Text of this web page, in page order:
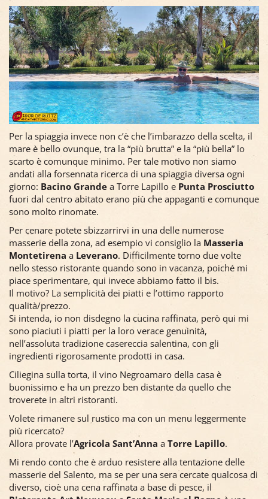
Per la spiaggia invece non c’è che l’imbarazzo della scelta, il
mare è bello ovunque, tra la “più brutta” e la “più bella” lo
scarto è comunque minimo. Per tale motivo non siamo
andati alla forsennata ricerca di una spiaggia diversa ogni
giorno: Bacino Grande a Torre Lapillo e Punta Prosciutto
fuori dal centro abitato erano più che appaganti e comunque
sono molto rinomate.
Per cenare potete sbizzarrirvi in una delle numerose
masserie della zona, ad esempio vi consiglio la Masseria
Montetirena a Leverano. Difficilmente torno due volte
nello stesso ristorante quando sono in vacanza, poiché mi
piace sperimentare, qui invece abbiamo fatto il bis.
Il motivo? La semplicità dei piatti e l’ottimo rapporto
qualità/prezzo.
Si intenda, io non disdegno la cucina raffinata, però qui mi
sono piaciuti i piatti per la loro verace genuinità,
nell’assoluta tradizione casereccia salentina, con gli
ingredienti rigorosamente prodotti in casa.
Ciliegina sulla torta, il vino Negroamaro della casa è
buonissimo e ha un prezzo ben distante da quello che
troverete in altri ristoranti.
Volete rimanere sul rustico ma con un menu leggermente
più ricercato?
Allora provate l’Agricola Sant’Anna a Torre Lapillo.
Mi rendo conto che è arduo resistere alla tentazione delle
masserie del Salento, ma se per una sera cercate qualcosa di
diverso, cioè una cena raffinata a base di pesce, il